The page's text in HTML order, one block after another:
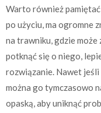
Warto również pamiętać
po użyciu, ma ogromne
na trawniku, gdzie
potknąć się o niego,
rozwiązanie. Nawet
można go tymczasowo
opaską, aby uniknąć